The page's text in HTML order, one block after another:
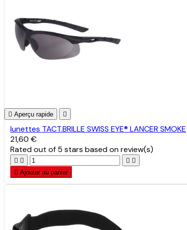
 Aperçu rapide 
lunettes TACT.BRILLE SWISS EYE® LANCER SMOKE
21,60 €
Ratedout of 5 stars based onreview(s)
   
 Ajouter au panier